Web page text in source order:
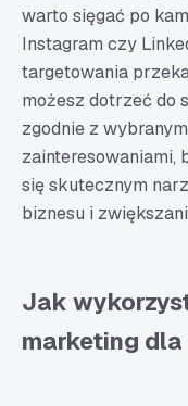
warto sięgać po
Instagram czy
targetowania
możesz dotrzeć do
zgodnie z
zainteresowaniami,
się skutecznym
biznesu i
Jak
marketing